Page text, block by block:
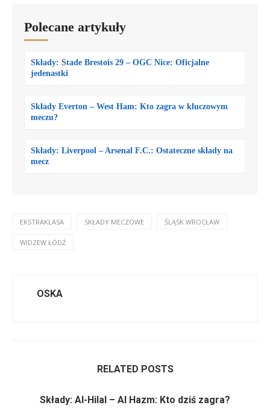
Polecane artykuły
Składy: Stade Brestois 29 – OGC Nice: Oficjalne
jedenastki
Składy Everton – West Ham: Kto zagra w kluczowym
meczu?
Składy: Liverpool – Arsenal F.C.: Ostateczne składy na
mecz
EKSTRAKLASA SKŁADY MECZOWE ŚLĄSK WROCŁAW
WIDZEW ŁÓDŹ
OSKA
RELATED POSTS
Składy: Al-Hilal – Al Hazm: Kto dziś zagra?